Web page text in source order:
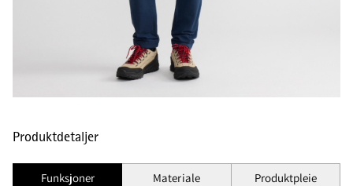
Produktdetaljer
Funksjoner Materiale Produktpleie